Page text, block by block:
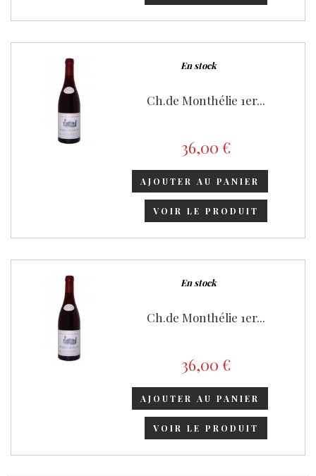
En stock
Ch.de Monthélie 1er...
36,00 €
AJOUTER AU PANIER
VOIR LE PRODUIT
En stock
Ch.de Monthélie 1er...
36,00 €
AJOUTER AU PANIER
VOIR LE PRODUIT